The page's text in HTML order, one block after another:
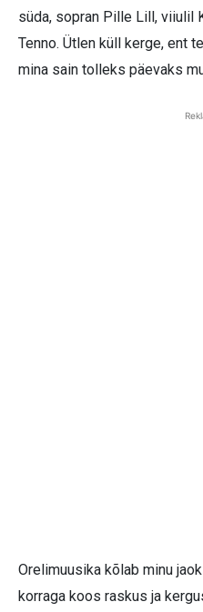
süda, sopran Pille Lill, viiulil
Tenno. Ütlen küll kerge, ent
mina sain tolleks päevaks
Orelimuusika kõlab minu
korraga koos raskus ja